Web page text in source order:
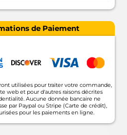
de Paiement
utilisées pour traiter votre commande,
web et pour d'autres raisons décrites
Aucune donnée bancaire ne
par Paypal ou Stripe (Carte de crédit),
pour les paiements en ligne.